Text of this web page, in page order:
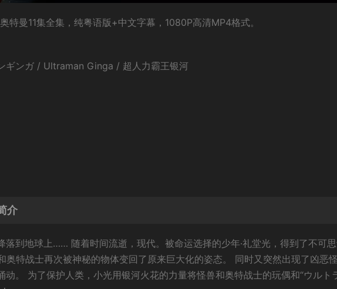
特曼11集全集，纯粤语版+中文字幕，1080P高清MP4格式。
ギンガ / Ultraman Ginga / 超人力霸王银河
介
落到地球上…… 随着时间流逝，现代。被命运选择的少年·礼堂光，得到了不可
奥特战士再次被神秘的物体变回了原来巨大化的姿态。 同时又突然出现了凶恶
动。 为了保护人类，小光用银河火花的力量将怪兽和奥特战士的玩偶和“ウルト